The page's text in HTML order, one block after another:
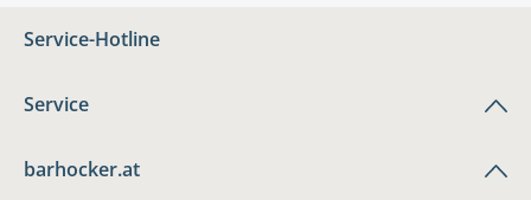
Service-Hotline
Service
barhocker.at